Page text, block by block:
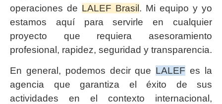
operaciones de LALEF Brasil. Mi equipo y yo
estamos aquí para servirle en cualquier
proyecto que requiera asesoramiento
profesional, rapidez, seguridad y transparencia.
En general, podemos decir que LALEF es la
agencia que garantiza el éxito de sus
actividades en el contexto internacional,